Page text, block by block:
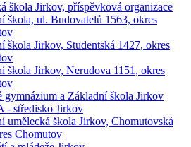
škola Jirkov, příspěvková organizace
škola, ul. Budovatelů 1563, okres
škola Jirkov, Studentská 1427, okres
škola Jirkov, Nerudova 1151, okres
gymnázium a Základní škola Jirkov
- středisko Jirkov
umělecká škola Jirkov, Chomutovská
Chomutov